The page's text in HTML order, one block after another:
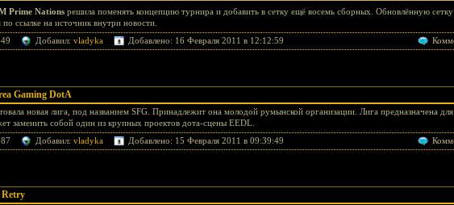
Prime Nations решила поменять концепцию турнира и добавить в сетку ещё восемь сборных. Обновлённую
ссылке на источник внутри новости.
Добавил: vladyka Добавлено: 16 Февраля 2011 в 12:12:59
Gaming DotA
новая лига, под названием SFG. Принадлежит она молодой румынской организации. Лига предназначена
заменить собой один из крупных проектов дота-сцены EEDL.
Добавил: vladyka Добавлено: 15 Февраля 2011 в 09:39:49
Retry